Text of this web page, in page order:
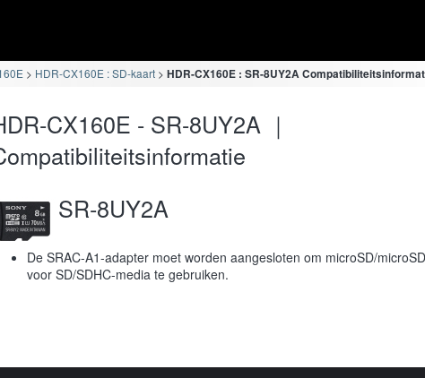
HDR-CX160E : SD-kaart HDR-CX160E : SR-8UY2A
CX160E - SR-8UY2A ｜
SR-8UY2A
De SRAC-A1-adapter moet worden aangesloten om microSD/
voor SD/SDHC-media te gebruiken.